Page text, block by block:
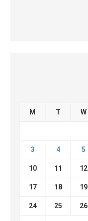
M T W
3 4 5
10 11 12
17 18 19
24 25 26